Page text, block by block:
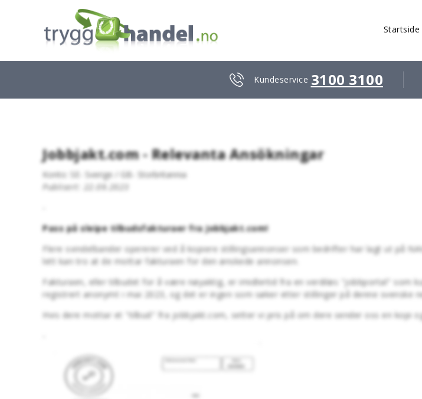
Startside
Kundeservice 3100 3100
Jobbjakt.com - Relevanta Ansökningar
Konto: SE- Sverige / GB- Storbritannia
Publisert: 22.09.2023
Pass på sleipe tilbudsfakturaer fra Jobbjakt.com!
Flere svindelbander opererer ved å kopiere stillingsannonser som bedrifter har lagt ut på
lett kan tro at de mottar fakturaen for den ønskede annonsen.
Fakturaen, eller tilbudet for å være nøyaktig, er imidlertid fra en verdiløs "jobbportal" som
registrert anonymt i mai 2023, og det er ingen som søker etter stillinger på denne svenske
Hvis dere mottar et "tilbud" fra jobbjakt.com, setter vi pris på om dere sender oss en kopi